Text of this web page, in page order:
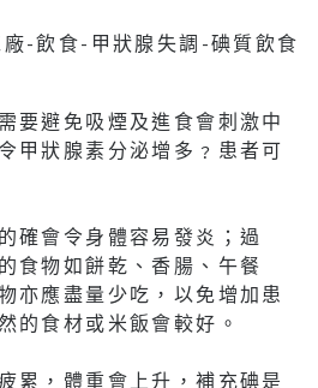
要避免吸煙及進食會刺激中
甲狀腺素分泌增多﹖患者可
確會令身體容易發炎；過
食物如餅乾、香腸、午餐
亦應盡量少吃，以免增加患
的食材或米飯會較好。
累，體重會上升，補充碘是